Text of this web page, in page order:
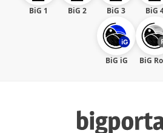
BiG 1 BiG 2 BiG 3 BiG
BiG iG BiG